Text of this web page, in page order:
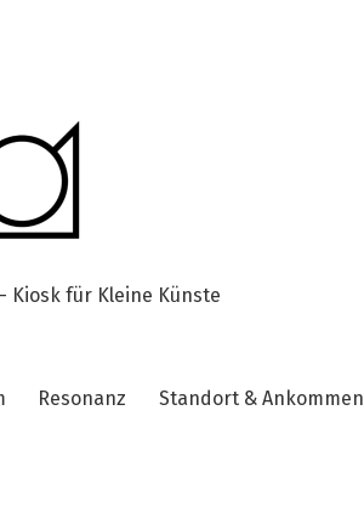
Kiosk für Kleine Künste
Resonanz Standort & Ankommen